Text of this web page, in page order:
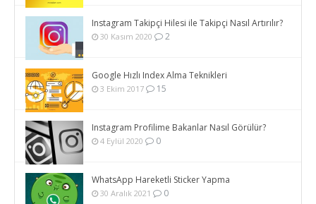
Instagram Takipçi Hilesi ile Takipçi Nasıl Artırılır?
30 Kasım 2020 2
Google Hızlı Index Alma Teknikleri
3 Ekim 2017 15
Instagram Profilime Bakanlar Nasıl Görülür?
4 Eylül 2020 0
WhatsApp Hareketli Sticker Yapma
30 Aralık 2021 0